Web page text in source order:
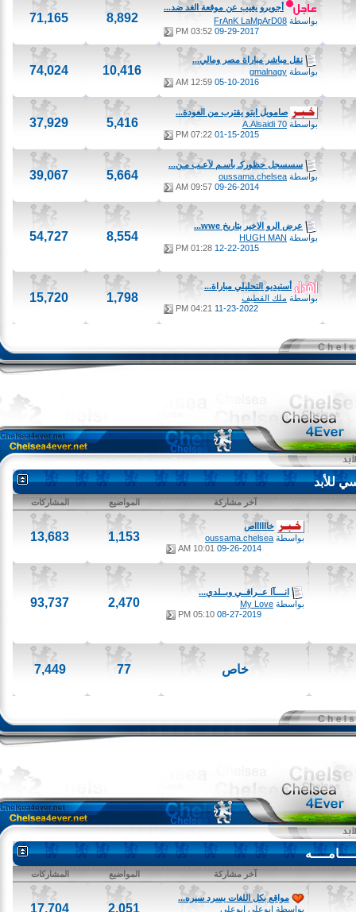
أجويرو يغيب عن موقعة الغد ضد...
بواسطةFrAnK LaMpArD08
09-29-2017
03:52 PM
8,892
71,165
نقل مباشر مباراة مصر ومالي...
بواسطةgmalnagy
05-10-2016
12:59 AM
10,416
74,024
صامويل ايتو يقترب من العودة...
بواسطةA.Alsaidi 70
01-15-2015
07:22 PM
5,416
37,929
سسسجل حظوركـ بأسـم لآعـب مـن...
بواسطةoussama.chelsea
09-26-2014
09:57 AM
5,664
39,067
عرض الرو الاخير بتاريخ wwe...
بواسطةHUGH MAN
12-22-2015
01:28 PM
8,554
54,727
أستيديو التحليلي مباراة...
بواسطةملك القطيف
11-23-2022
04:21 PM
1,798
15,720
آخر مشاركة المواضيع المشاركات
خااااااص
بواسطةoussama.chelsea
09-26-2014
10:01 AM
1,153
13,683
انــــآا عــراقــي وبــلدي...
بواسطةMy Love
08-27-2019
05:10 PM
2,470
93,737
خاص 7,449
آخر مشاركة المواضيع المشاركات
مواقع بكل اللغات يسرد سيره...
بواسطةابوعلى ابوعلى 2,051
17,704